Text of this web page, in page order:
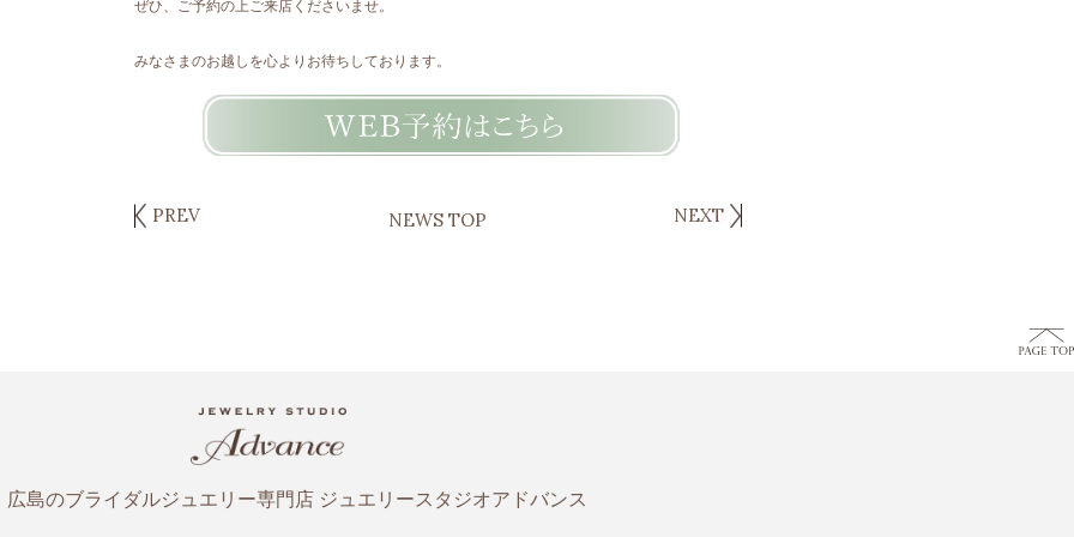
ぜひ、ご予約の上ご来店くださいませ。
みなさまのお越しを心よりお待ちしております。
PREV NEWS TOP NEXT
広島のブライダルジュエリー専門店 ジュエリースタジオアドバンス